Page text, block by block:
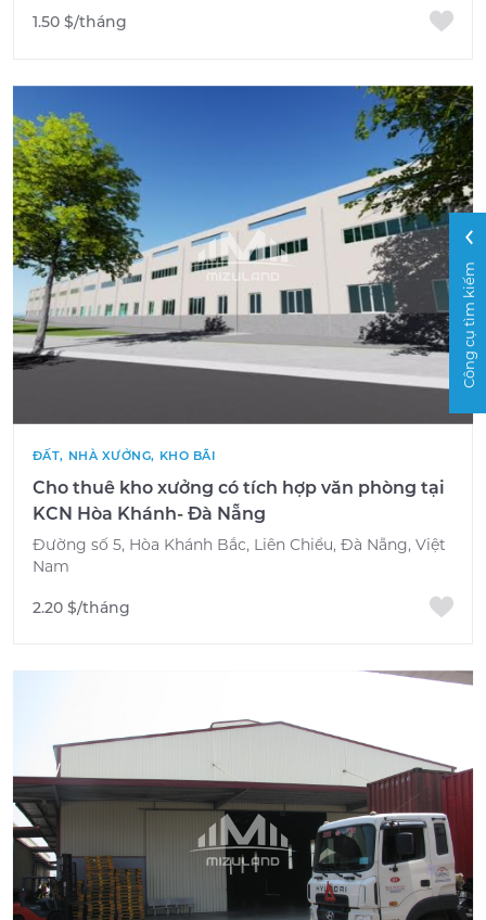
1.50 $/tháng
ĐẤT, NHÀ XƯỞNG, KHO BÃI
Cho thuê kho xưởng có tích hợp văn phòng tại
KCN Hòa Khánh- Đà Nẵng
Đường số 5, Hòa Khánh Bắc, Liên Chiểu, Đà Nẵng, Việt
Nam
2.20 $/tháng
Công cụ tìm kiếm